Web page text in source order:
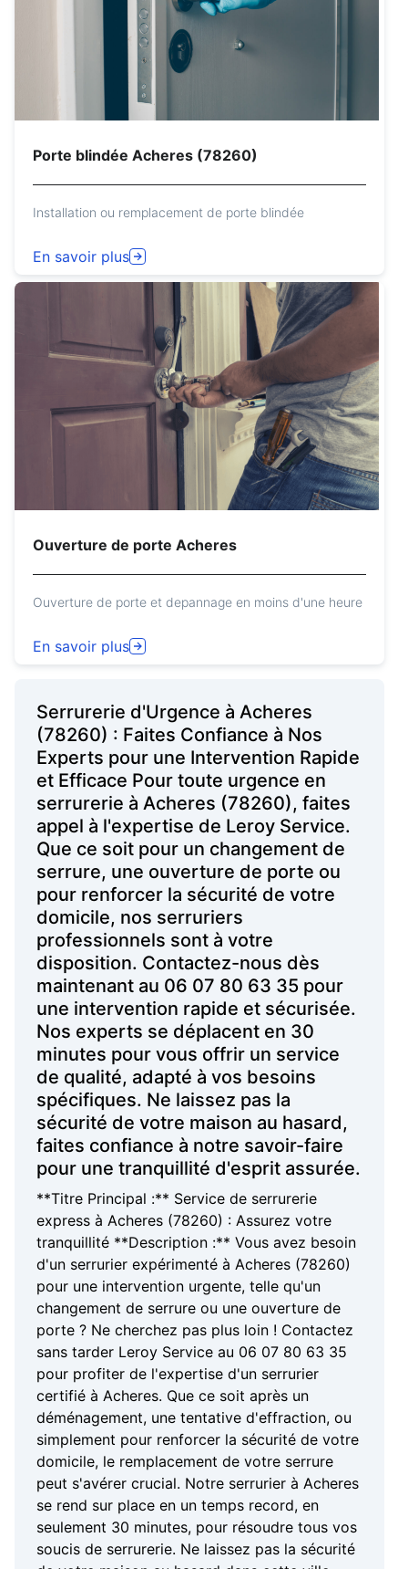
Porte blindée Acheres (78260)
Installation ou remplacement de porte blindée
En savoir plus
Ouverture de porte Acheres
Ouverture de porte et depannage en moins d'une heure
En savoir plus
Serrurerie d'Urgence à Acheres
(78260) : Faites Confiance à Nos
Experts pour une Intervention Rapide
et Efficace Pour toute urgence en
serrurerie à Acheres (78260), faites
appel à l'expertise de Leroy Service.
Que ce soit pour un changement de
serrure, une ouverture de porte ou
pour renforcer la sécurité de votre
domicile, nos serruriers
professionnels sont à votre
disposition. Contactez-nous dès
maintenant au 06 07 80 63 35 pour
une intervention rapide et sécurisée.
Nos experts se déplacent en 30
minutes pour vous offrir un service
de qualité, adapté à vos besoins
spécifiques. Ne laissez pas la
sécurité de votre maison au hasard,
faites confiance à notre savoir-faire
pour une tranquillité d'esprit assurée.
**Titre Principal :** Service de serrurerie
express à Acheres (78260) : Assurez votre
tranquillité **Description :** Vous avez besoin
d'un serrurier expérimenté à Acheres (78260)
pour une intervention urgente, telle qu'un
changement de serrure ou une ouverture de
porte ? Ne cherchez pas plus loin ! Contactez
sans tarder Leroy Service au 06 07 80 63 35
pour profiter de l'expertise d'un serrurier
certifié à Acheres. Que ce soit après un
déménagement, une tentative d'effraction, ou
simplement pour renforcer la sécurité de votre
domicile, le remplacement de votre serrure
peut s'avérer crucial. Notre serrurier à Acheres
se rend sur place en un temps record, en
seulement 30 minutes, pour résoudre tous vos
soucis de serrurerie. Ne laissez pas la sécurité